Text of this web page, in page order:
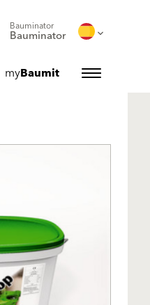
Bauminator
Bauminator
myBaumit